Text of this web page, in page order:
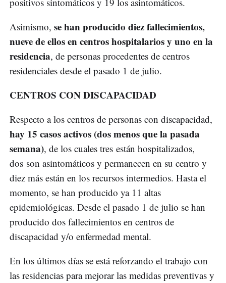
Asimismo, se han producido diez fallecimientos,
nueve de ellos en centros hospitalarios y uno en la
residencia, de personas procedentes de centros
residenciales desde el pasado 1 de julio.
CENTROS CON DISCAPACIDAD
Respecto a los centros de personas con discapacidad,
hay 15 casos activos (dos menos que la pasada
semana), de los cuales tres están hospitalizados,
dos son asintomáticos y permanecen en su centro y
diez más están en los recursos intermedios. Hasta el
momento, se han producido ya 11 altas
epidemiológicas. Desde el pasado 1 de julio se han
producido dos fallecimientos en centros de
discapacidad y/o enfermedad mental.
En los últimos días se está reforzando el trabajo con
las residencias para mejorar las medidas preventivas y